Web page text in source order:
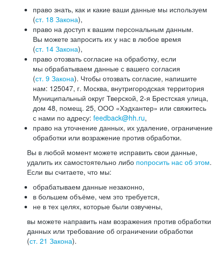
право знать, как и какие ваши данные мы используем
(ст. 18 Закона),
право на доступ к вашим персональным данным.
Вы можете запросить их у нас в любое время
(ст. 14 Закона),
право отозвать согласие на обработку, если
мы обрабатываем данные с вашего согласия
(ст. 9 Закона). Чтобы отозвать согласие, напишите
нам: 125047, г. Москва, внутригородская территория
Муниципальный округ Тверской, 2-я Брестская улица,
дом 48, помещ. 25, ООО «Хэдхантер» или свяжитесь
с нами по адресу: feedback@hh.ru,
право на уточнение данных, их удаление, ограничение
обработки или возражение против обработки.
Вы в любой момент можете исправить свои данные,
удалить их самостоятельно либо попросить нас об этом.
Если вы считаете, что мы:
обрабатываем данные незаконно,
в большем объёме, чем это требуется,
не в тех целях, которые были озвучены,
вы можете направить нам возражения против обработки
данных или требование об ограничении обработки
(ст. 21 Закона).